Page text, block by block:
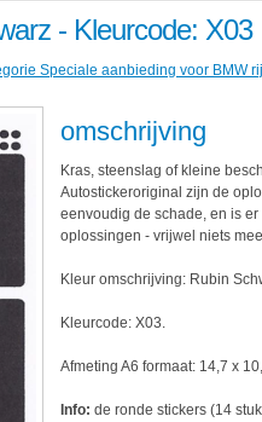
- Kleurcode: X03
Speciale aanbieding voor BMW
omschrijving
Kras, steenslag of kleine
Autostickeroriginal zijn de
eenvoudig de schade, en is
oplossingen - vrijwel niets
Kleur omschrijving: Rubin
Kleurcode: X03.
Afmeting A6 formaat: 14,7 x
Info: de ronde stickers (14